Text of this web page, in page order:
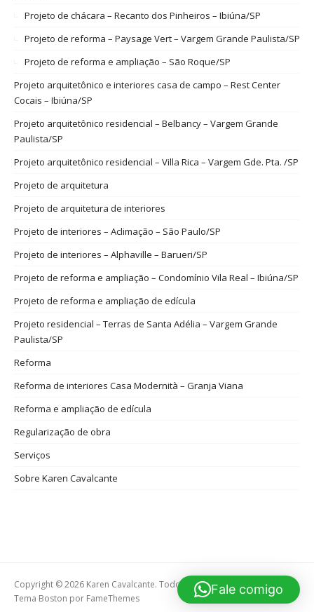
Projeto de chácara – Recanto dos Pinheiros – Ibiúna/SP
Projeto de reforma – Paysage Vert – Vargem Grande Paulista/SP
Projeto de reforma e ampliação – São Roque/SP
Projeto arquitetônico e interiores casa de campo – Rest Center
Cocais – Ibiúna/SP
Projeto arquitetônico residencial – Belbancy – Vargem Grande
Paulista/SP
Projeto arquitetônico residencial – Villa Rica – Vargem Gde. Pta. /SP
Projeto de arquitetura
Projeto de arquitetura de interiores
Projeto de interiores – Aclimação – São Paulo/SP
Projeto de interiores – Alphaville – Barueri/SP
Projeto de reforma e ampliação – Condomínio Vila Real – Ibiúna/SP
Projeto de reforma e ampliação de edícula
Projeto residencial – Terras de Santa Adélia – Vargem Grande
Paulista/SP
Reforma
Reforma de interiores Casa Modernità – Granja Viana
Reforma e ampliação de edícula
Regularização de obra
Serviços
Sobre Karen Cavalcante
Copyright © 2026 Karen Cavalcante. Todos os direitos reservados.
Tema Boston por FameThemes
Fale comigo